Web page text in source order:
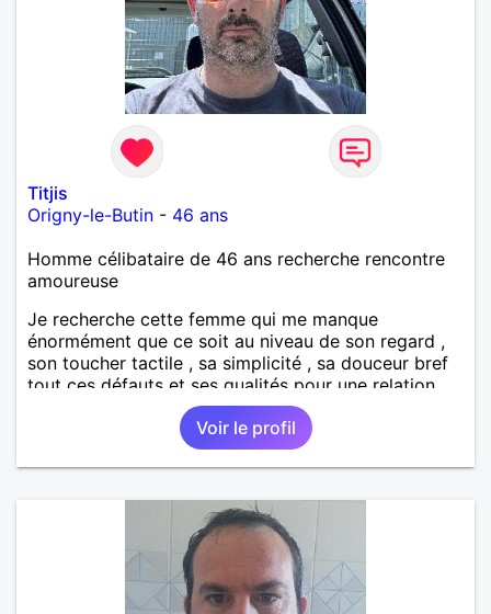
Titjis
Origny-le-Butin - 46 ans
Homme célibataire de 46 ans recherche rencontre
amoureuse
Je recherche cette femme qui me manque
énormément que ce soit au niveau de son regard ,
son toucher tactile , sa simplicité , sa douceur bref
tout ces défauts et ses qualités pour une relation
Voir le profil